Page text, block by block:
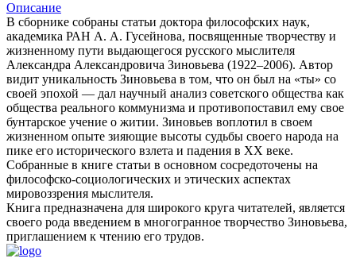
Описание
В сборнике собраны статьи доктора философских наук,
академика РАН А. А. Гусейнова, посвященные творчеству и
жизненному пути выдающегося русского мыслителя
Александра Александровича Зиновьева (1922–2006). Автор
видит уникальность Зиновьева в том, что он был на «ты» со
своей эпохой — дал научный анализ советского общества как
общества реального коммунизма и противопоставил ему свое
бунтарское учение о житии. Зиновьев воплотил в своем
жизненном опыте зияющие высоты судьбы своего народа на
пике его исторического взлета и падения в ХХ веке.
Собранные в книге статьи в основном сосредоточены на
философско-социологических и этических аспектах
мировоззрения мыслителя.
Книга предназначена для широкого круга читателей, является
своего рода введением в многогранное творчество Зиновьева,
приглашением к чтению его трудов.